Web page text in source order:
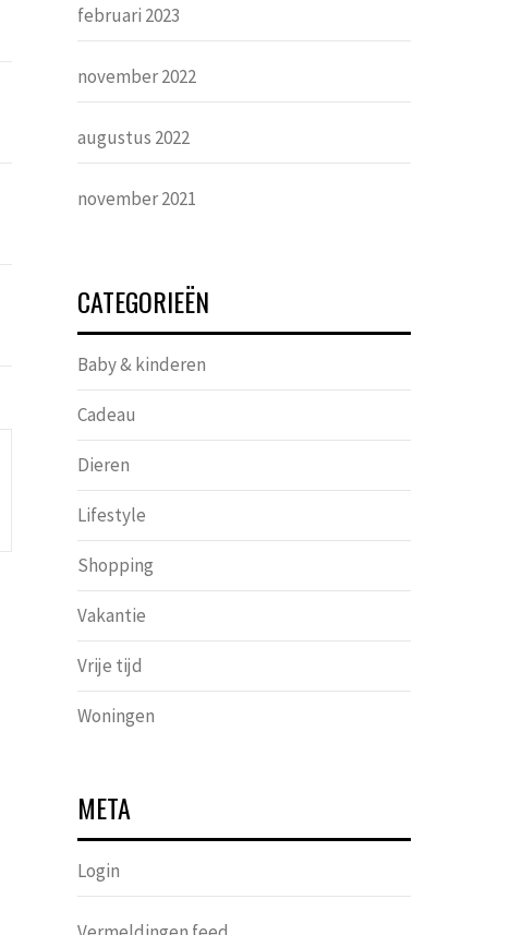
februari 2023
november 2022
augustus 2022
november 2021
CATEGORIEËN
Baby & kinderen
Cadeau
Dieren
Lifestyle
Shopping
Vakantie
Vrije tijd
Woningen
META
Login